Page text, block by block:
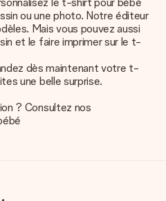
ou une photo. Notre éditeur
Mais vous pouvez aussi
et le faire imprimer sur le t-
dès maintenant votre t-
une belle surprise.
? Consultez nos